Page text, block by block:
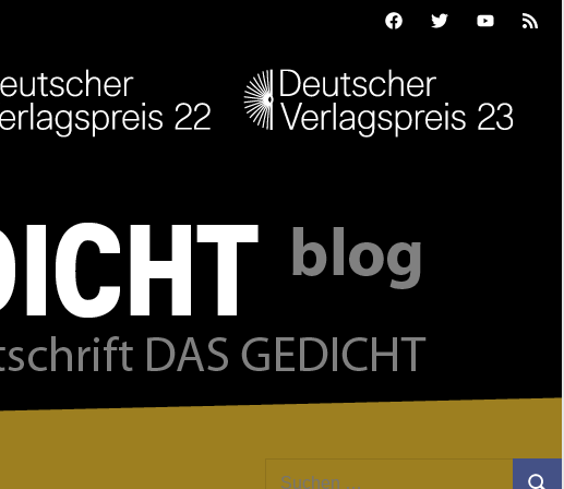
FacebookTwitterYoutubeFeed
Suchen